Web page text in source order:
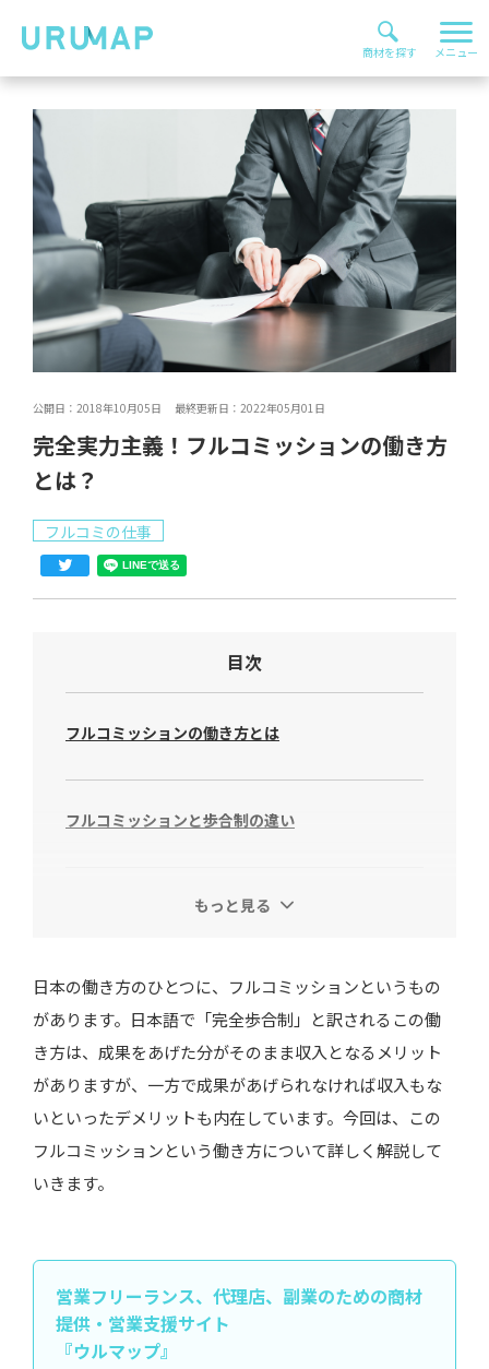
公開日：2018年10月05日 最終更新日：2022年05月01日
完全実力主義！フルコミッションの働き方
とは？
フルコミの仕事
目次
フルコミッションの働き方とは
フルコミッションと歩合制の違い
フルコミッションのメリットとデメリット
実力を発揮してマイペースに働きたい人におすす
め！
もっと見る
日本の働き方のひとつに、フルコミッションというもの
があります。日本語で「完全歩合制」と訳されるこの働
き方は、成果をあげた分がそのまま収入となるメリット
がありますが、一方で成果があげられなければ収入もな
いといったデメリットも内在しています。今回は、この
フルコミッションという働き方について詳しく解説して
いきます。
営業フリーランス、代理店、副業のための商材
提供・営業支援サイト
『ウルマップ』